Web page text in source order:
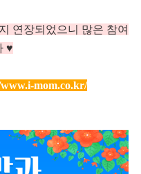
연장되었으니 많은 참여
♥
mom.co.kr/